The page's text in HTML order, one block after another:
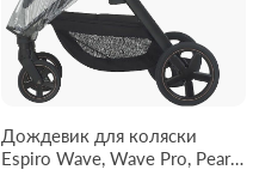
Дождевик для коляски
Espiro Wave, Wave Pro, Pearl,